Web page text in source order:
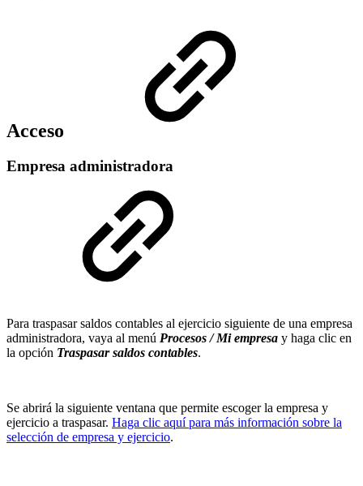
Acceso
Empresa administradora
Para traspasar saldos contables al ejercicio siguiente de una empresa
administradora, vaya al menú Procesos / Mi empresa y haga clic en
la opción Traspasar saldos contables.
Se abrirá la siguiente ventana que permite escoger la empresa y
ejercicio a traspasar. Haga clic aquí para más información sobre la
selección de empresa y ejercicio.